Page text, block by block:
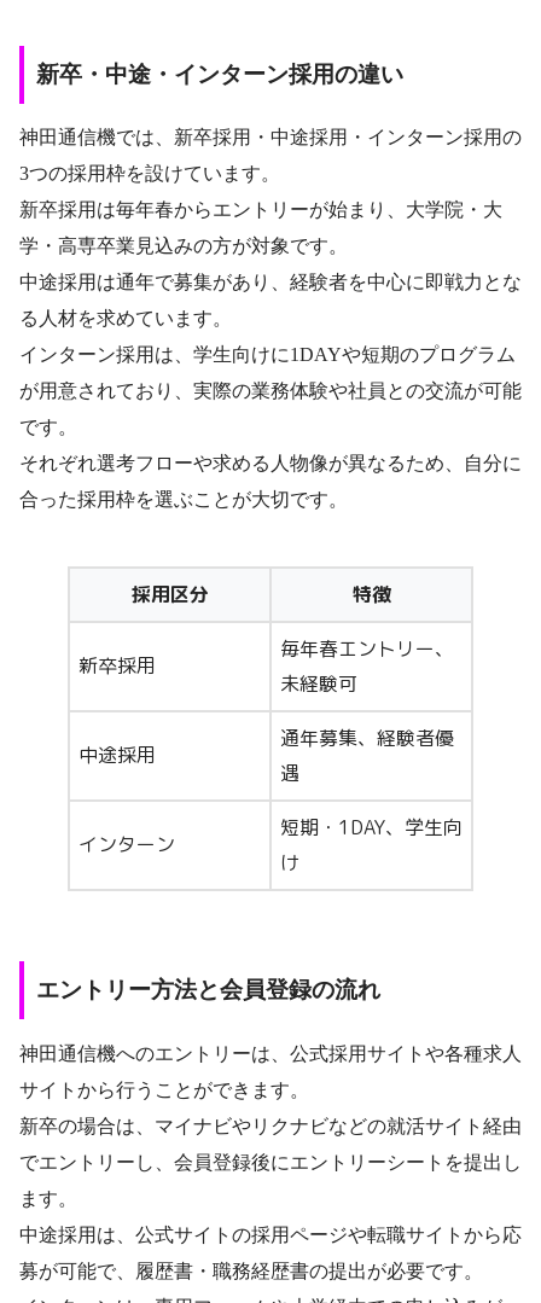
新卒・中途・インターン採用の違い
神田通信機では、新卒採用・中途採用・インターン採用の
3つの採用枠を設けています。
新卒採用は毎年春からエントリーが始まり、大学院・大
学・高専卒業見込みの方が対象です。
中途採用は通年で募集があり、経験者を中心に即戦力とな
る人材を求めています。
インターン採用は、学生向けに1DAYや短期のプログラム
が用意されており、実際の業務体験や社員との交流が可能
です。
それぞれ選考フローや求める人物像が異なるため、自分に
合った採用枠を選ぶことが大切です。
採用区分 特徴
新卒採用
毎年春エントリー、
未経験可
中途採用
通年募集、経験者優
遇
インターン
短期・1DAY、学生向
け
エントリー方法と会員登録の流れ
神田通信機へのエントリーは、公式採用サイトや各種求人
サイトから行うことができます。
新卒の場合は、マイナビやリクナビなどの就活サイト経由
でエントリーし、会員登録後にエントリーシートを提出し
ます。
中途採用は、公式サイトの採用ページや転職サイトから応
募が可能で、履歴書・職務経歴書の提出が必要です。